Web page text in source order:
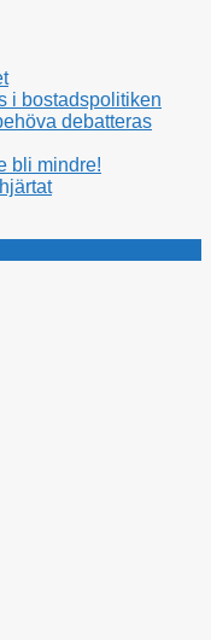
i bostadspolitiken
debatteras
bli mindre!